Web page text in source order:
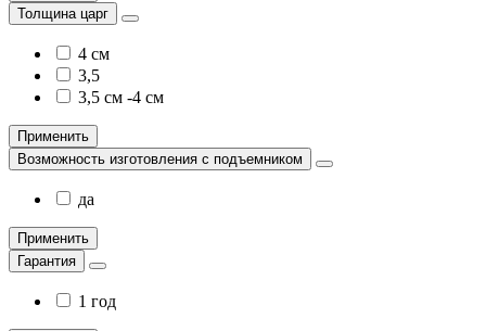
Толщина царг
4 см
3,5
3,5 см -4 см
Применить
Возможность изготовления с подъемником
да
Применить
Гарантия
1 год